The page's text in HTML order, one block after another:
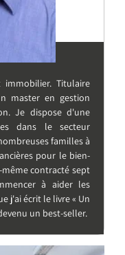
immobilier. Titulaire
master en gestion
Je dispose d'une
dans le secteur
familles à
pour le bien-
contracté sept
à aider les
j'ai écrit le livre « Un
un best-seller.